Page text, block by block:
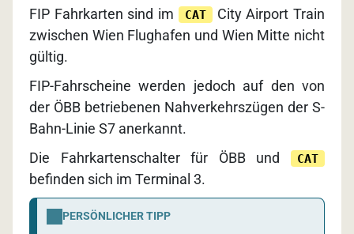
FIP Fahrkarten sind im CAT City Airport Train
zwischen Wien Flughafen und Wien Mitte nicht
gültig.
FIP-Fahrscheine werden jedoch auf den von
der ÖBB betriebenen Nahverkehrszügen der S-
Bahn-Linie S7 anerkannt.
Die Fahrkartenschalter für ÖBB und
CAT
befinden sich im Terminal 3.
PERSÖNLICHER TIPP